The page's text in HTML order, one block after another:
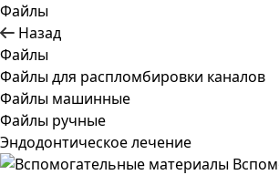
Файлы
Назад
Файлы
Файлы для распломбировки каналов
Файлы машинные
Файлы ручные
Эндодонтическое лечение